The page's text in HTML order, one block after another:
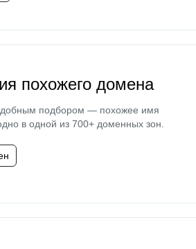
похожего домена
подбором — похожее имя
в одной из 700+ доменных зон.